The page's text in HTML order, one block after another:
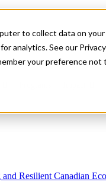
to collect data on
analytics. See our
your preference not
Resilient Canadian